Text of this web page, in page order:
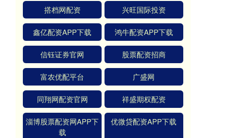
搭档网配资 兴旺国际投资
鑫亿配资APP下载 鸿牛配资APP下载
信钰证券官网 股票配资招商
富农优配平台 广盛网
同翔网配资官网 祥盛期权配资
淄博股票配资网APP下
载
优微贷配资APP下载